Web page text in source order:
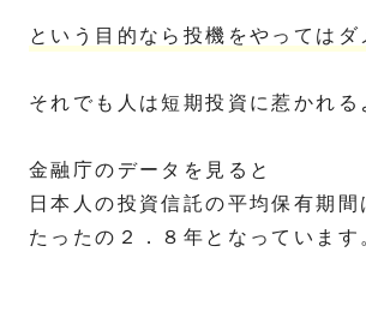
という目的なら投機をやってはダ
それでも人は短期投資に惹かれる
金融庁のデータを見ると
日本人の投資信託の平均保有期間
たったの２．８年となっています